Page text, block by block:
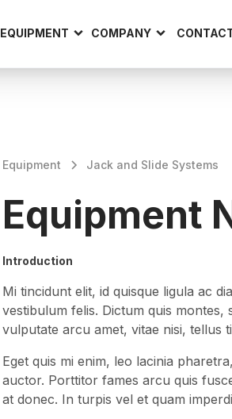
EQUIPMENT COMPANY
Equipment Jack and Slide Systems
Equipment
Introduction
Mi tincidunt elit, id quisque ligula ac
vestibulum felis. Dictum quis montes,
vulputate arcu amet, vitae nisi, tellus
Eget quis mi enim, leo lacinia
auctor. Porttitor fames arcu quis
at donec. In turpis vel et quam